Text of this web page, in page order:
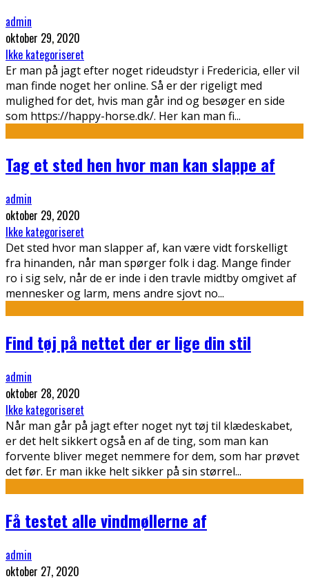
admin
oktober 29, 2020
Ikke kategoriseret
Er man på jagt efter noget rideudstyr i Fredericia, eller vil
man finde noget her online. Så er der rigeligt med
mulighed for det, hvis man går ind og besøger en side
som https://happy-horse.dk/. Her kan man fi...
Tag et sted hen hvor man kan slappe af
admin
oktober 29, 2020
Ikke kategoriseret
Det sted hvor man slapper af, kan være vidt forskelligt
fra hinanden, når man spørger folk i dag. Mange finder
ro i sig selv, når de er inde i den travle midtby omgivet af
mennesker og larm, mens andre sjovt no...
Find tøj på nettet der er lige din stil
admin
oktober 28, 2020
Ikke kategoriseret
Når man går på jagt efter noget nyt tøj til klædeskabet,
er det helt sikkert også en af de ting, som man kan
forvente bliver meget nemmere for dem, som har prøvet
det før. Er man ikke helt sikker på sin størrel...
Få testet alle vindmøllerne af
admin
oktober 27, 2020